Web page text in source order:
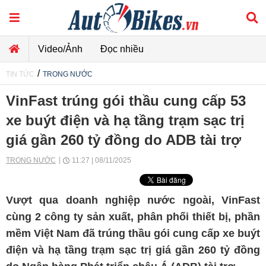
Video/Ảnh Đọc nhiều
TIN TỨC / TRONG NƯỚC
VinFast trúng gói thầu cung cấp 53
xe buýt điện và hạ tầng trạm sạc trị
giá gần 260 tỷ đồng do ADB tài trợ
TRONG NƯỚC 11:27 | 08/11/2025
Vượt qua doanh nghiệp nước ngoài, VinFast
cùng 2 công ty sản xuất, phân phối thiết bị, phần
mềm Việt Nam đã trúng thầu gói cung cấp xe buýt
điện và hạ tầng trạm sạc trị giá gần 260 tỷ đồng